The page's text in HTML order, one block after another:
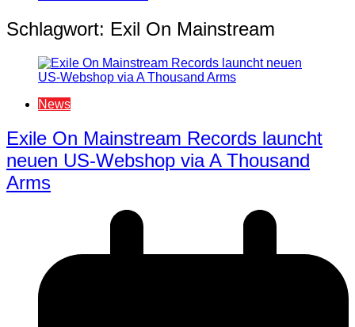
Schlagwort: Exil On Mainstream
News
Exile On Mainstream Records launcht
neuen US-Webshop via A Thousand
Arms